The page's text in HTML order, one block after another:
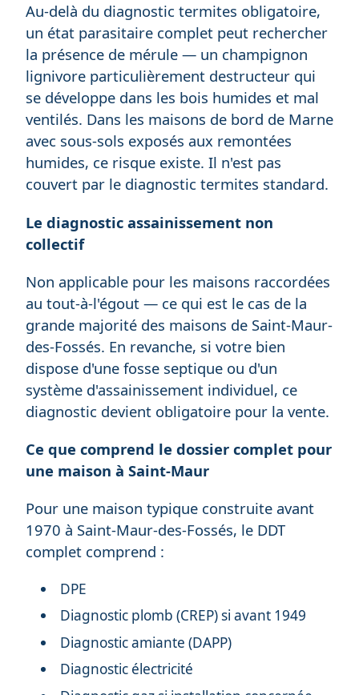
Au-delà du diagnostic termites obligatoire,
un état parasitaire complet peut rechercher
la présence de mérule — un champignon
lignivore particulièrement destructeur qui
se développe dans les bois humides et mal
ventilés. Dans les maisons de bord de Marne
avec sous-sols exposés aux remontées
humides, ce risque existe. Il n'est pas
couvert par le diagnostic termites standard.
Le diagnostic assainissement non
collectif
Non applicable pour les maisons raccordées
au tout-à-l'égout — ce qui est le cas de la
grande majorité des maisons de Saint-Maur-
des-Fossés. En revanche, si votre bien
dispose d'une fosse septique ou d'un
système d'assainissement individuel, ce
diagnostic devient obligatoire pour la vente.
Ce que comprend le dossier complet pour
une maison à Saint-Maur
Pour une maison typique construite avant
1970 à Saint-Maur-des-Fossés, le DDT
complet comprend :
DPE
Diagnostic plomb (CREP) si avant 1949
Diagnostic amiante (DAPP)
Diagnostic électricité